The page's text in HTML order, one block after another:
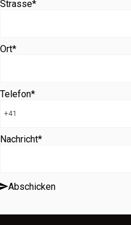
Strasse*
Ort*
Telefon*
Nachricht*
Abschicken